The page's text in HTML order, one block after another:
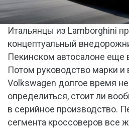
Итальянцы из Lamborghini
концептуальный
Пекинском автосалоне еще
Потом руководство марки и
Volkswagen долгое время
определиться, стоит ли
в серийное производство.
сегмента кроссоверов все